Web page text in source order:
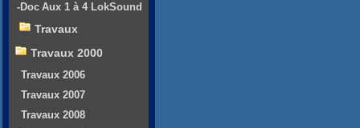
-Doc Aux 1 à 4 LokSound
Travaux
Travaux 2000
Travaux 2006
Travaux 2007
Travaux 2008